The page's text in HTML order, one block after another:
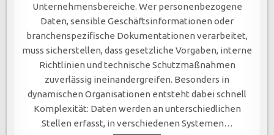
Unternehmensbereiche. Wer personenbezogene
Daten, sensible Geschäftsinformationen oder
branchenspezifische Dokumentationen verarbeitet,
muss sicherstellen, dass gesetzliche Vorgaben, interne
Richtlinien und technische Schutzmaßnahmen
zuverlässig ineinandergreifen. Besonders in
dynamischen Organisationen entsteht dabei schnell
Komplexität: Daten werden an unterschiedlichen
Stellen erfasst, in verschiedenen Systemen…